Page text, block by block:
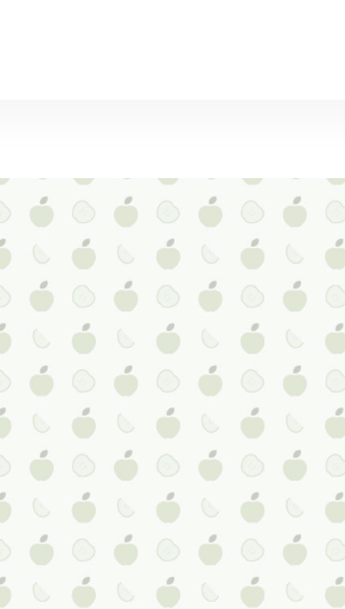
Ежегодно из Республики Молдова